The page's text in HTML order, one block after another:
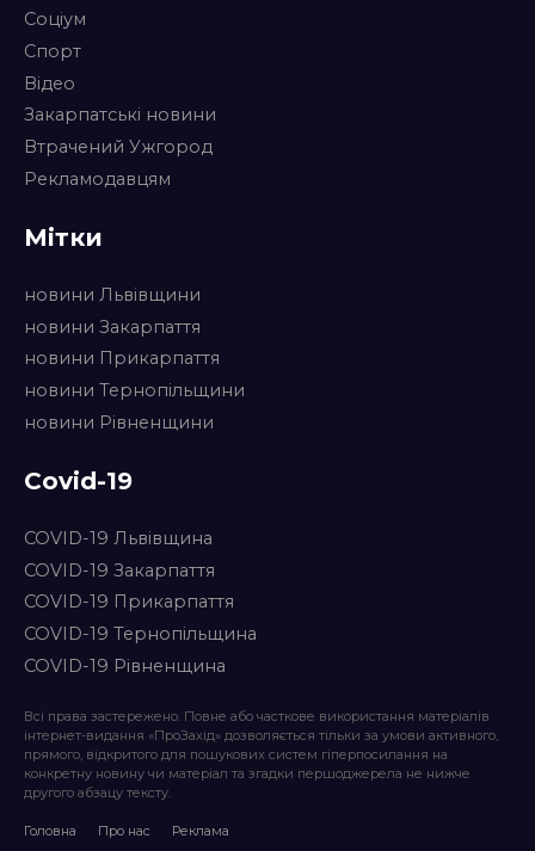
Соціум
Спорт
Відео
Закарпатські новини
Втрачений Ужгород
Рекламодавцям
Мітки
новини Львівщини
новини Закарпаття
новини Прикарпаття
новини Тернопільщини
новини Рівненщини
Covid-19
COVID-19 Львівщина
COVID-19 Закарпаття
COVID-19 Прикарпаття
COVID-19 Тернопільщина
COVID-19 Рівненщина
Всі права застережено. Повне або часткове використання матеріалів
інтернет-видання «ПроЗахід» дозволяється тільки за умови активного,
прямого, відкритого для пошукових систем гіперпосилання на
конкретну новину чи матеріал та згадки першоджерела не нижче
другого абзацу тексту.
Головна Про нас Реклама